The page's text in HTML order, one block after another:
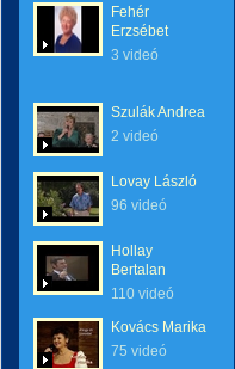
Fehér
Erzsébet
3 videó
Szulák Andrea
2 videó
Lovay László
96 videó
Hollay
Bertalan
110 videó
Kovács Marika
75 videó